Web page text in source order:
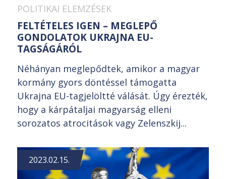
POLITIKAI ELEMZÉSEK
FELTÉTELES IGEN – MEGLEPŐ
GONDOLATOK UKRAJNA EU-
TAGSÁGÁRÓL
Néhányan meglepődtek, amikor a magyar
kormány gyors döntéssel támogatta
Ukrajna EU-tagjelöltté válását. Úgy érezték,
hogy a kárpátaljai magyarság elleni
sorozatos atrocitások vagy Zelenszkij...
2023.02.15.